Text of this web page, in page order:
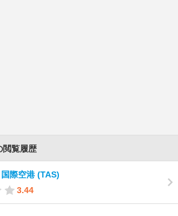
閲覧履歴
際空港 (TAS)
3.44